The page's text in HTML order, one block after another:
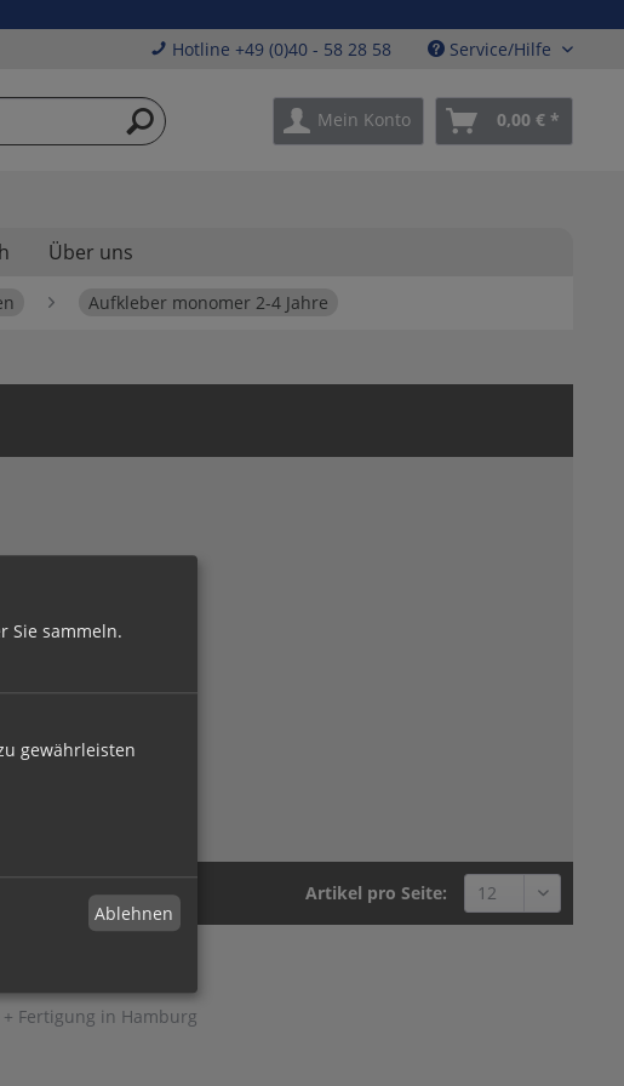
Hotline +49 (0)40 - 58 28 58 Service/Hilfe
Mein Konto 0,00 € *
Über uns
Aufkleber monomer 2-4 Jahre
Artikel pro Seite:
Fertigung in Hamburg
Sie sammeln.
gewährleisten
Ablehnen